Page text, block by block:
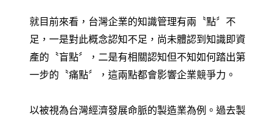
就目前來看，台灣企業的知識管理有兩〝點〞不
足，一是對此概念認知不足，尚未體認到知識即資
產的〝盲點〞，二是有相關認知但不知如何踏出第
一步的〝痛點〞，這兩點都會影響企業競爭力。
以被視為台灣經濟發展命脈的製造業為例。過去製